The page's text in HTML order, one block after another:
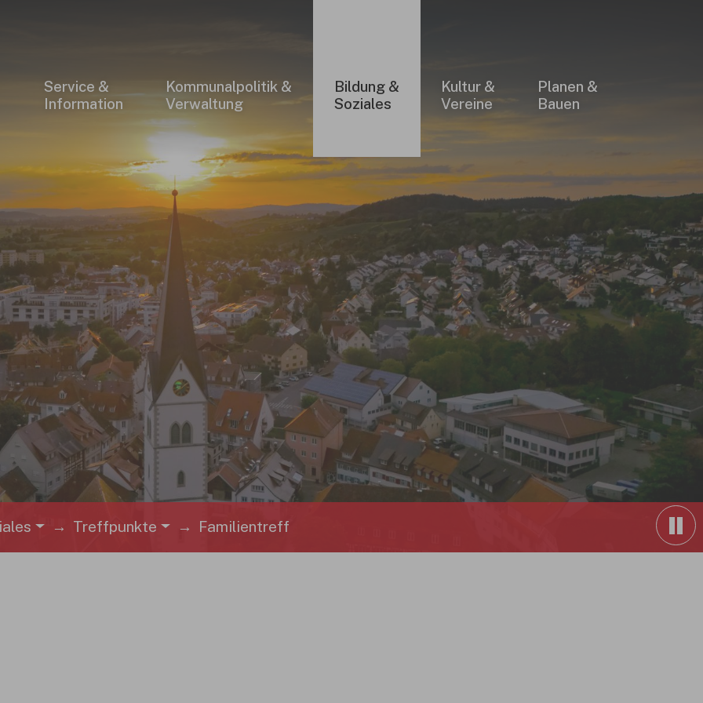
Service &
Information
Kommunalpolitik &
Verwaltung
Bildung &
Soziales
Kultur &
Vereine
Planen &
Bauen
Treffpunkte Familientreff